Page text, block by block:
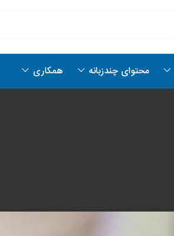
محتوای چندزبانه همکاری